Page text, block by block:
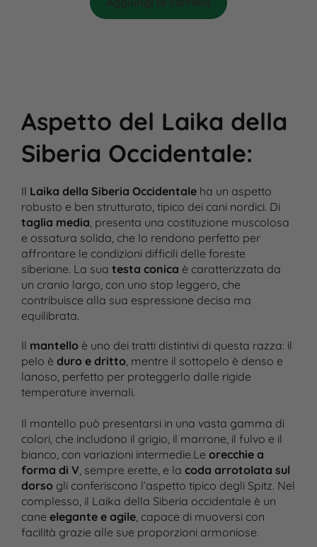
Aspetto del Laika della
Siberia Occidentale:
Il Laika della Siberia Occidentaleha un aspetto
robusto e ben strutturato, tipico dei cani nordici. Di
taglia media, presenta una costituzione muscolosa
e ossatura solida, che lo rendono perfetto per
affrontare le condizioni difficili delle foreste
siberiane. La sua testa conica è caratterizzata da
un cranio largo, con uno stop leggero, che
contribuisce alla sua espressione decisa ma
equilibrata.
Il mantelloè uno dei tratti distintivi di questa razza: il
pelo è duro e dritto, mentre il sottopelo è denso e
lanoso, perfetto per proteggerlo dalle rigide
temperature invernali.
Il mantello può presentarsi in una vasta gamma di
colori, che includono il grigio, il marrone, il fulvo e il
bianco, con variazioni intermedie.Le orecchie a
forma di V, sempre erette, e la coda arrotolata sul
dorsogli conferiscono l’aspetto tipico degli Spitz. Nel
complesso, il Laika della Siberia occidentale è un
cane elegante e agile, capace di muoversi con
facilità grazie alle sue proporzioni armoniose.